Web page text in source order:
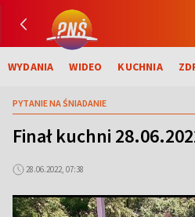
WYDANIA WIDEO KUCHNIA
PYTANIE NA ŚNIADANIE
Finał kuchni
28.06.2022, 07:38